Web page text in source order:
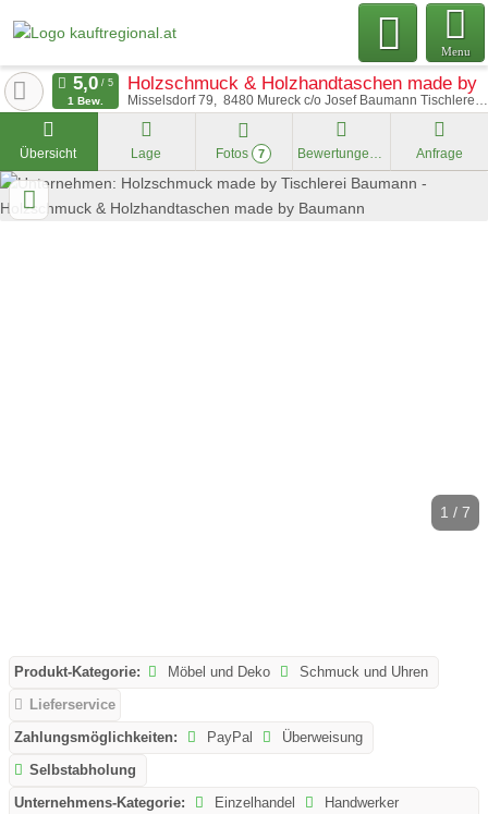
Menu
Holzschmuck & Holzhandtaschen made by
Misselsdorf 79 8480 Mureck c/o Josef Baumann Tischlerei
1 Bew.
Übersicht Lage Fotos 7 Bewertungen Anfrage
1 / 7
Produkt-Kategorie: Möbel und Deko
Schmuck und Uhren
Lieferservice
Zahlungsmöglichkeiten:
PayPal
Überweisung
Selbstabholung
Unternehmens-Kategorie:
Einzelhandel
Handwerker